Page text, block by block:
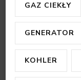
GAZ CIEKŁY
GENERATOR
KOHLER